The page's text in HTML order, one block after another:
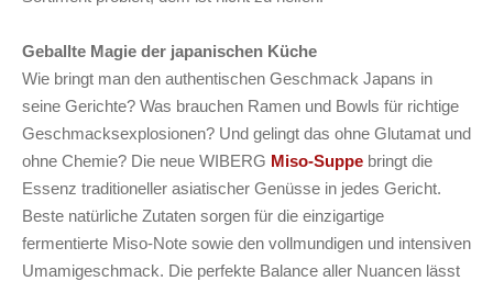
Geballte Magie der japanischen Küche
Wie bringt man den authentischen Geschmack Japans in
seine Gerichte? Was brauchen Ramen und Bowls für richtige
Geschmacksexplosionen? Und gelingt das ohne Glutamat und
ohne Chemie? Die neue WIBERG Miso-Suppe bringt die
Essenz traditioneller asiatischer Genüsse in jedes Gericht.
Beste natürliche Zutaten sorgen für die einzigartige
fermentierte Miso-Note sowie den vollmundigen und intensiven
Umamigeschmack. Die perfekte Balance aller Nuancen lässt